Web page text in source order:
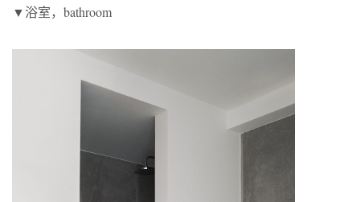
▼浴室，bathroom